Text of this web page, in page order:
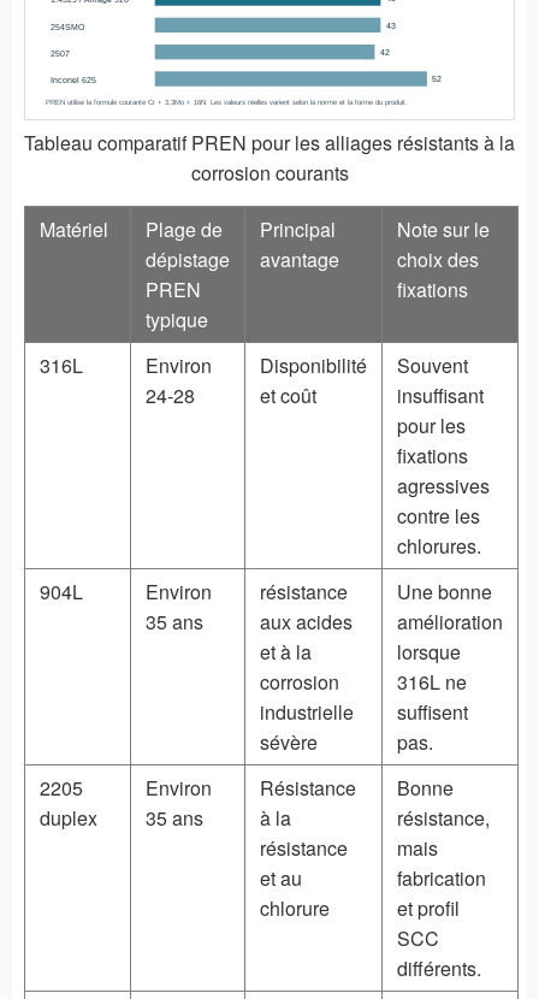
254SMO 43
2507 42
Inconel 625 52
PREN utilise la formule courante Cr + 3,3Mo + 16N. Les valeurs réelles varient selon la norme et la forme du produit.
Tableau comparatif PREN pour les alliages résistants à la
corrosion courants
Matériel
Plage de
dépistage
PREN
typique
Principal
avantage
Note sur le
choix des
fixations
316L
Environ
24-28
Disponibilité
et coût
Souvent
insuffisant
pour les
fixations
agressives
contre les
chlorures.
904L
Environ
35 ans
résistance
aux acides
et à la
corrosion
industrielle
sévère
Une bonne
amélioration
lorsque
316L ne
suffisent
pas.
2205
duplex
Environ
35 ans
Résistance
à la
résistance
et au
chlorure
Bonne
résistance,
mais
fabrication
et profil
SCC
différents.